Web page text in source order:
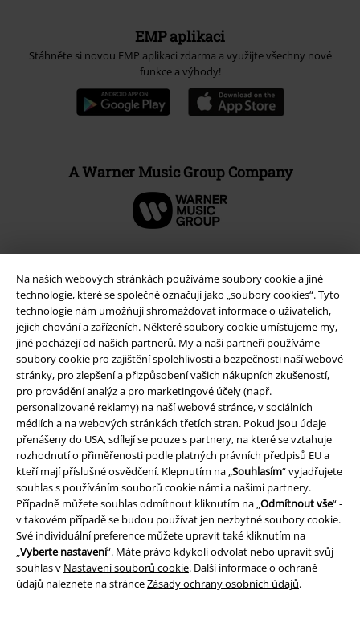
Na našich webových stránkách používáme soubory cookie a jiné
technologie, které se společně označují jako „soubory cookies“. Tyto
technologie nám umožňují shromažďovat informace o uživatelích,
jejich chování a zařízeních. Některé soubory cookie umísťujeme my,
jiné pocházejí od našich partnerů. My a naši partneři používáme
soubory cookie pro zajištění spolehlivosti a bezpečnosti naší webové
stránky, pro zlepšení a přizpůsobení vašich nákupních zkušeností,
pro provádění analýz a pro marketingové účely (např.
personalizované reklamy) na naší webové stránce, v sociálních
médiích a na webových stránkách třetích stran. Pokud jsou údaje
přenášeny do USA, sdílejí se pouze s partnery, na které se vztahuje
rozhodnutí o přiměřenosti podle platných právních předpisů EU a
kteří mají příslušné osvědčení. Klepnutím na „Souhlasím“ vyjadřujete
souhlas s používáním souborů cookie námi a našimi partnery.
Případně můžete souhlas odmítnout kliknutím na „Odmítnout vše“ -
v takovém případě se budou používat jen nezbytné soubory cookie.
Své individuální preference můžete upravit také kliknutím na
„Vyberte nastavení“. Máte právo kdykoli odvolat nebo upravit svůj
souhlas v Nastavení souborů cookie. Další informace o ochraně
údajů naleznete na stránceZásady ochrany osobních údajů.
EMP aplikaci
Stáhněte si novou EMP aplikaci zdarma a využijte všechny nové
funkce a výhody!
A Warner Music Group Company
Právní informace
Podmínky
Prohlášení
Ochrana osobních údajů
Likvidace odpadu a ochrana životního prostředí
Prohlášení o shodě